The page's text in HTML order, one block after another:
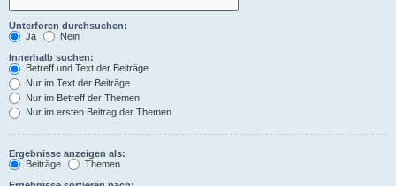
Unterforen durchsuchen:
Ja
Nein
Innerhalb suchen:
Betreff und Text der Beiträge
Nur im Text der Beiträge
Nur im Betreff der Themen
Nur im ersten Beitrag der Themen
Ergebnisse anzeigen als:
Beiträge
Themen